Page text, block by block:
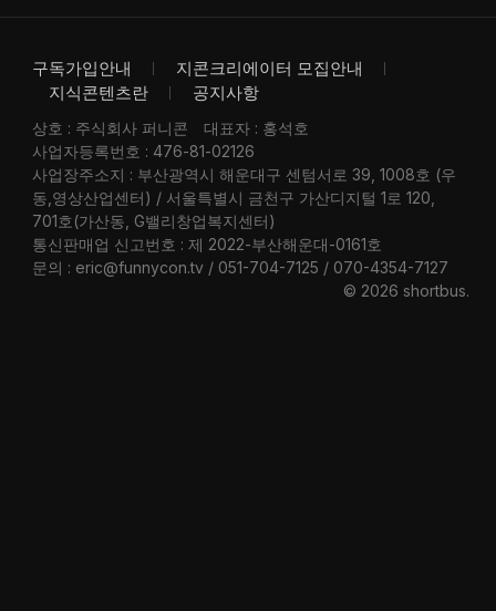
구독가입안내
지콘크리에이터 모집안내
지식콘텐츠란
공지사항
상호 : 주식회사 퍼니콘
대표자 : 홍석호
사업자등록번호 : 476-81-02126
사업장주소지 : 부산광역시 해운대구 센텀서로 39, 1008호 (우
동,영상산업센터) / 서울특별시 금천구 가산디지털 1로 120,
701호(가산동, G밸리창업복지센터)
통신판매업 신고번호 : 제 2022-부산해운대-0161호
문의 : eric@funnycon.tv / 051-704-7125 / 070-4354-7127
© 2026 shortbus.